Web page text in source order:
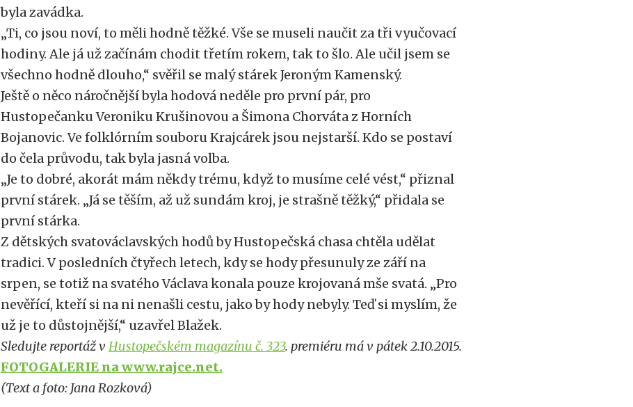
byla zavádka.
„Ti, co jsou noví, to měli hodně těžké. Vše se museli naučit za tři vyučovací
hodiny. Ale já už začínám chodit třetím rokem, tak to šlo. Ale učil jsem se
všechno hodně dlouho,“ svěřil se malý stárek Jeroným Kamenský.
Ještě o něco náročnější byla hodová neděle pro první pár, pro
Hustopečanku Veroniku Krušinovou a Šimona Chorváta z Horních
Bojanovic. Ve folklórním souboru Krajcárek jsou nejstarší. Kdo se postaví
do čela průvodu, tak byla jasná volba.
„Je to dobré, akorát mám někdy trému, když to musíme celé vést,“ přiznal
první stárek. „Já se těším, až už sundám kroj, je strašně těžký,“ přidala se
první stárka.
Z dětských svatováclavských hodů by Hustopečská chasa chtěla udělat
tradici. V posledních čtyřech letech, kdy se hody přesunuly ze září na
srpen, se totiž na svatého Václava konala pouze krojovaná mše svatá. „Pro
nevěřící, kteří si na ni nenašli cestu, jako by hody nebyly. Teď si myslím, že
už je to důstojnější,“ uzavřel Blažek.
Sledujte reportáž vHustopečském magazínu č. 323. premiéru má v pátek 2.10.2015.
FOTOGALERIE na www.rajce.net.
(Text a foto: Jana Rozková)